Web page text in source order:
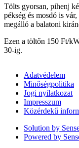
Tölts gyorsan, pihenj
pékség és mosdó is
megálló a balatoni
Ezen a töltőn 150 Ft/
30-ig.
Adatvédelem
Minőségpolitika
Jogi nyilatkozat
Impresszum
Közérdekű
Solution by
Powered by